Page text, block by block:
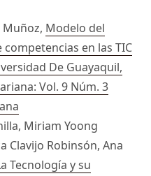
Muñoz, Modelo del
en las TIC
De Guayaquil,
Vol. 9 Núm. 3
Miriam Yoong
Clavijo Robinsón, Ana
Tecnología y su